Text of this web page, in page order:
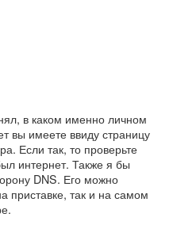
в каком именно личном
вы имеете ввиду страницу
Если так, то проверьте
интернет. Также я бы
DNS. Его можно
приставке, так и на самом